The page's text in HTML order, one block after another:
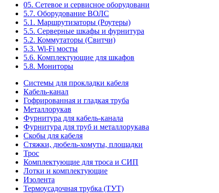
05. Сетевое и сервисное оборудовани
5.7. Оборудование ВОЛС
5.1. Маршрутизаторы (Роутеры)
5.5. Серверные шкафы и фурнитура
5.2. Коммутаторы (Свитчи)
5.3. Wi-Fi мосты
5.6. Комплектующие для шкафов
5.8. Мониторы
Системы для прокладки кабеля
Кабель-канал
Гофрированная и гладкая труба
Металлорукав
Фурнитура для кабель-канала
Фурнитура для труб и металлорукава
Скобы для кабеля
Стяжки, дюбель-хомуты, площадки
Трос
Комплектующие для троса и СИП
Лотки и комплектующие
Изолента
Термоусадочная трубка (ТУТ)